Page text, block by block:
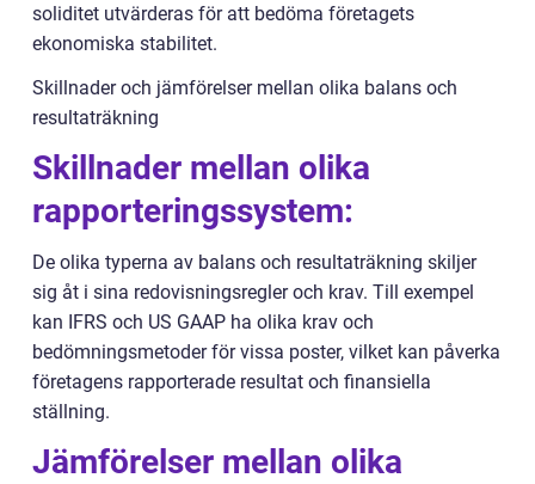
soliditet utvärderas för att bedöma företagets
ekonomiska stabilitet.
Skillnader och jämförelser mellan olika balans och
resultaträkning
Skillnader mellan olika
rapporteringssystem:
De olika typerna av balans och resultaträkning skiljer
sig åt i sina redovisningsregler och krav. Till exempel
kan IFRS och US GAAP ha olika krav och
bedömningsmetoder för vissa poster, vilket kan påverka
företagens rapporterade resultat och finansiella
ställning.
Jämförelser mellan olika